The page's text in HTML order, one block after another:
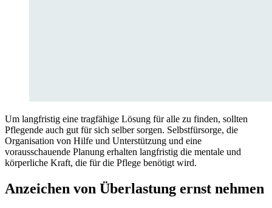
Um langfristig eine tragfähige Lösung für alle zu finden, sollten
Pflegende auch gut für sich selber sorgen. Selbstfürsorge, die
Organisation von Hilfe und Unterstützung und eine
vorausschauende Planung erhalten langfristig die mentale und
körperliche Kraft, die für die Pflege benötigt wird.
Anzeichen von Überlastung ernst nehmen